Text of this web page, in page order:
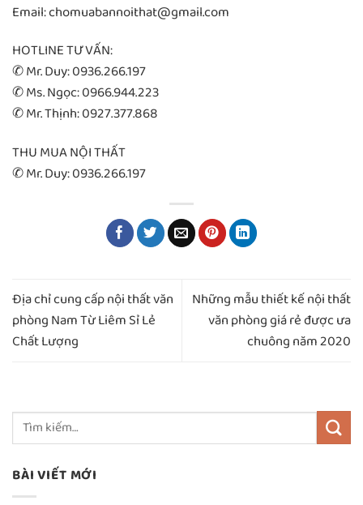
Email: chomuabannoithat@gmail.com
HOTLINE TƯ VẤN:
✆ Mr. Duy: 0936.266.197
✆ Ms. Ngọc: 0966.944.223
✆ Mr. Thịnh: 0927.377.868
THU MUA NỘI THẤT
✆ Mr. Duy: 0936.266.197
Địa chỉ cung cấp nội thất văn
phòng Nam Từ Liêm Sỉ Lẻ
Chất Lượng
Những mẫu thiết kế nội thất
văn phòng giá rẻ được ưa
chuông năm 2020
BÀI VIẾT MỚI